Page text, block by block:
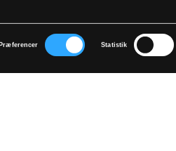
Præferencer Statistik
at tilmelde dig, accepterer du at